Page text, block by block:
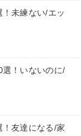
！未練ない/エッ
選！いないのに/
！友達になる/家